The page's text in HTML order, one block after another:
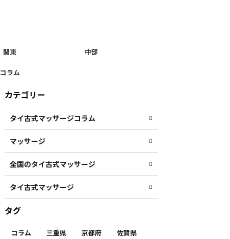
関東 中部
コラム
カテゴリー
タイ古式マッサージコラム
マッサージ
全国のタイ古式マッサージ
タイ古式マッサージ
タグ
コラム 三重県 京都府 佐賀県